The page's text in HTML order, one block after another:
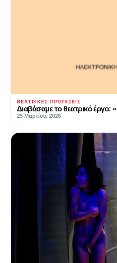
ΘΕΑΤΡΙΚΈΣ ΠΡΟΤΆΣΕΙΣ
Διαβάσαμε το θεατρικό έργο:
25 Μαρτίου, 2026